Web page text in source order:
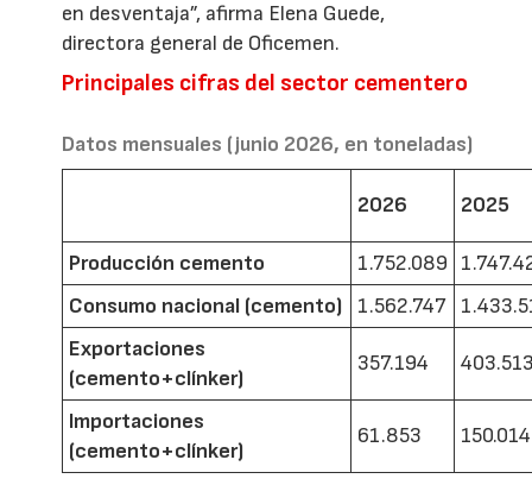
en desventaja”, afirma Elena Guede,
directora general de Oficemen.
Principales cifras del sector cementero
Datos mensuales (junio 2026, en toneladas)
2026 2025
Producción cemento 1.752.089
Consumo nacional (cemento)
1.562.747
Exportaciones
(cemento+clínker)
357.194
Importaciones
(cemento+clínker)
61.853 150.014